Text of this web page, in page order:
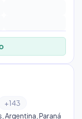
+143
Argentina, Paraná